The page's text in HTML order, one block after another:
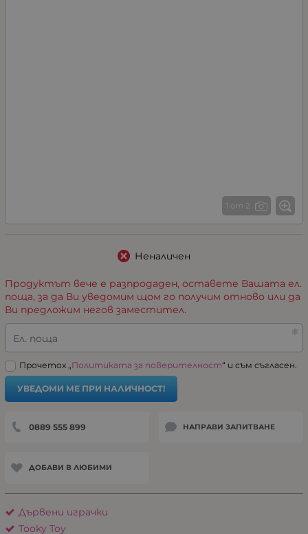
1 от 2
Неналичен
Продуктът вече е разпродаден, оставете Вашата ел.
поща, за да Ви уведомим щом го получим отново или да
Ви предложим негов заместител.
Ел. поща
Прочетох „ Политиката за поверителност“ и съм съгласен.
УВЕДОМИ МЕ ПРИ НАЛИЧНОСТ!
0889 555 899 НАПРАВИ ЗАПИТВАНЕ
ДОБАВИ В ЛЮБИМИ
Дървени играчки
Tooky Toy